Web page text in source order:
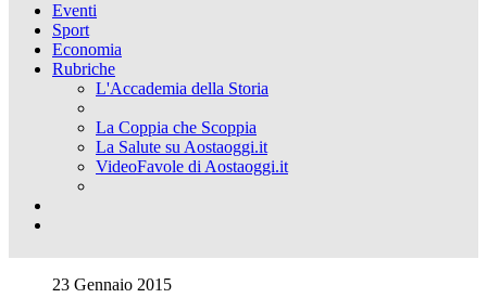
Eventi
Sport
Economia
Rubriche
L'Accademia della Storia
La Coppia che Scoppia
La Salute su Aostaoggi.it
VideoFavole di Aostaoggi.it
23 Gennaio 2015